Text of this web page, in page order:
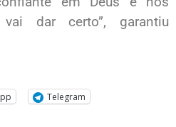
dar certo”, garantiu
Telegram